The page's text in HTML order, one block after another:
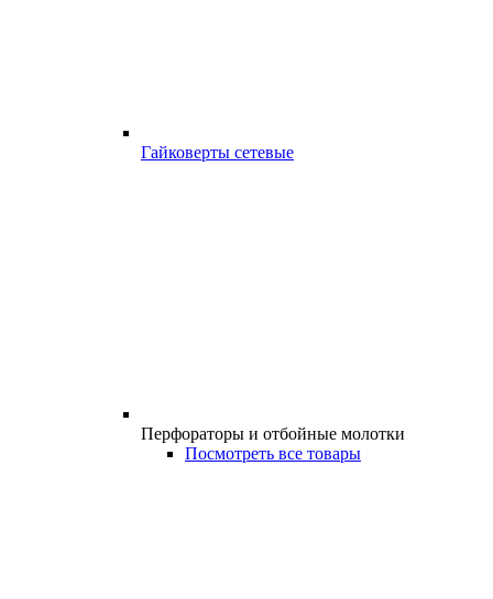
Гайковерты сетевые
Перфораторы и отбойные молотки
Посмотреть все товары